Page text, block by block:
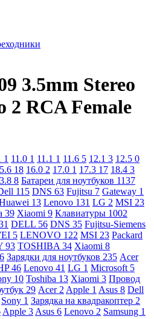
3.5mm Stereo
2 RCA Female
1 11.0 1 11.1 1 11.6 5 12.1 3 12.5 0
18 16.0 2 17.0 1 17.3 17 18.4 3
8 Батареи для ноутбуков 1137
115 DNS 63 Fujitsu 7 Gateway 1
13 Lenovo 131 LG 2 MSI 23
39 Xiaomi 9 Клавиатуры 1002
DELL 56 DNS 35 Fujitsu-Siemens
5 LENOVO 122 MSI 23 Packard
93 TOSHIBA 34 Xiaomi 8
6 Зарядки для ноутбуков 235 Acer
46 Lenovo 41 LG 1 Microsoft 5
10 Toshiba 13 Xiaomi 3 Провод
29 Acer 2 Apple 1 Asus 8 Dell
Sony 1 Зарядка на квадракоптер 2
Apple 3 Asus 6 Lenovo 2 Samsung 1